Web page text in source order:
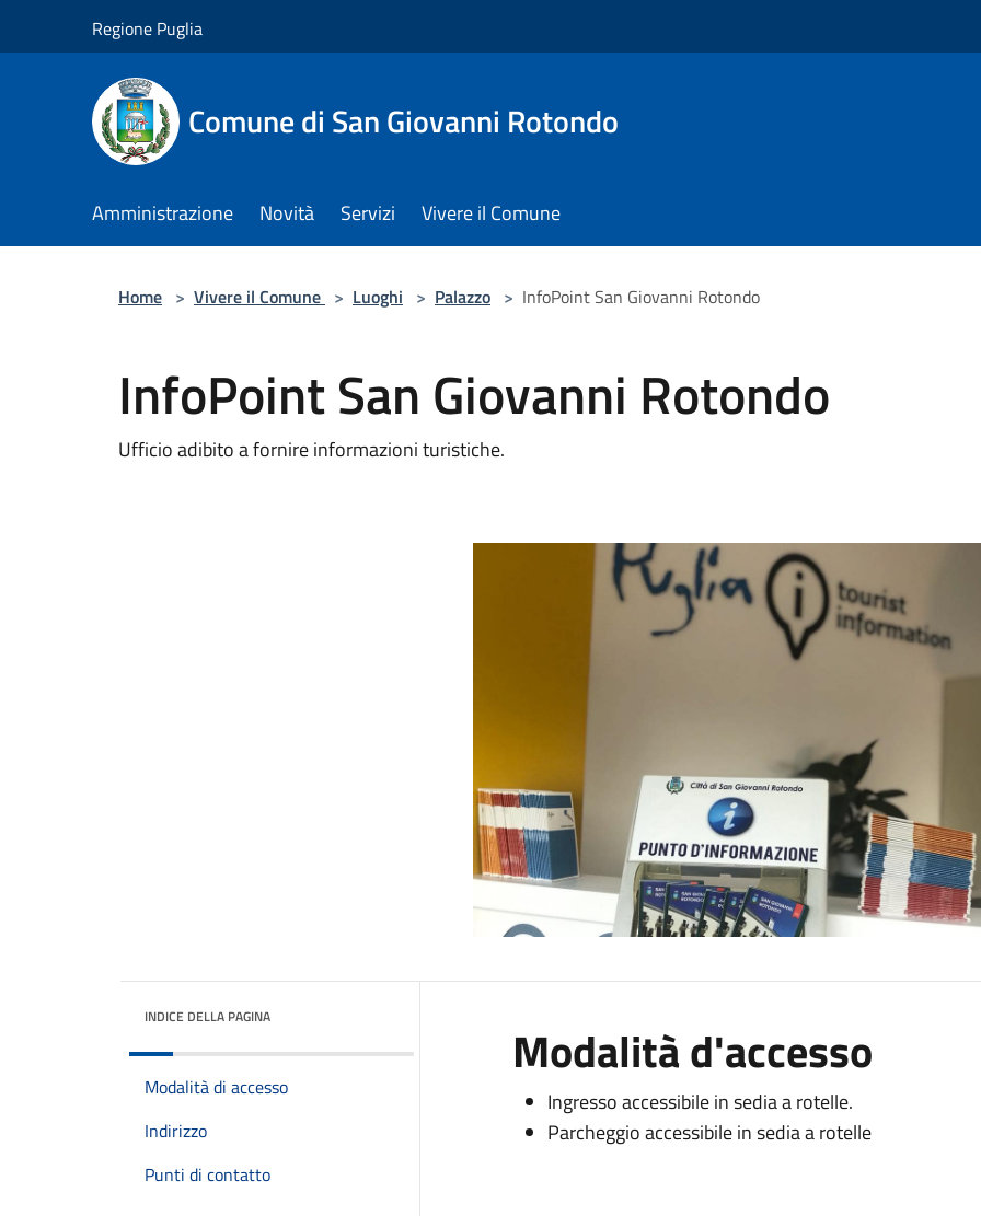
Regione Puglia
Comune di San Giovanni Rotondo
Amministrazione Novità Servizi Vivere il Comune
Home > Vivere il Comune > Luoghi > Palazzo > InfoPoint San Giovanni Rotondo
InfoPoint San Giovanni Rotondo
Ufficio adibito a fornire informazioni turistiche.
INDICE DELLA PAGINA
Modalità di accesso
Indirizzo
Punti di contatto
Modalità d'accesso
Ingresso accessibile in sedia a rotelle.
Parcheggio accessibile in sedia a rotelle